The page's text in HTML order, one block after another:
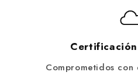
Comprometidos